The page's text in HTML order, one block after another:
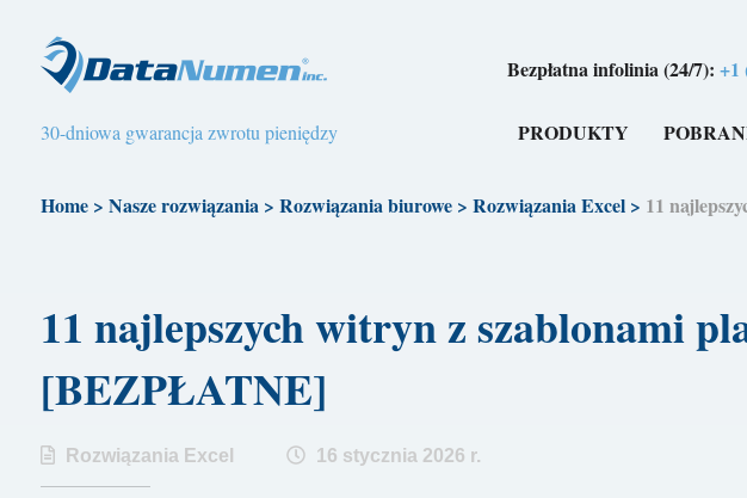
Bezpłatna infolinia (24/7):+1
30-dniowa gwarancja zwrotu pieniędzy PRODUKTY
Home> Nasze rozwiązania> Rozwiązania biurowe> Rozwiązania Excel> 11
11 najlepszych witryn z szablonami
[BEZPŁATNE]
Rozwiązania Excel 16 stycznia 2026 r.